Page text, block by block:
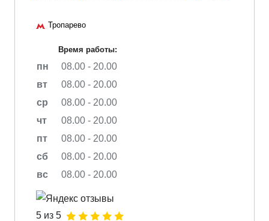
Тропарево
Время работы:
пн
08.00 - 20.00
вт
08.00 - 20.00
ср
08.00 - 20.00
чт
08.00 - 20.00
пт
08.00 - 20.00
сб
08.00 - 20.00
вс
08.00 - 20.00
5 из 5